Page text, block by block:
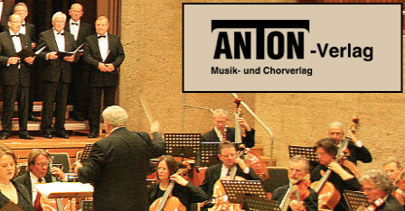
Anton Verlag
Musik- und Chorverlag